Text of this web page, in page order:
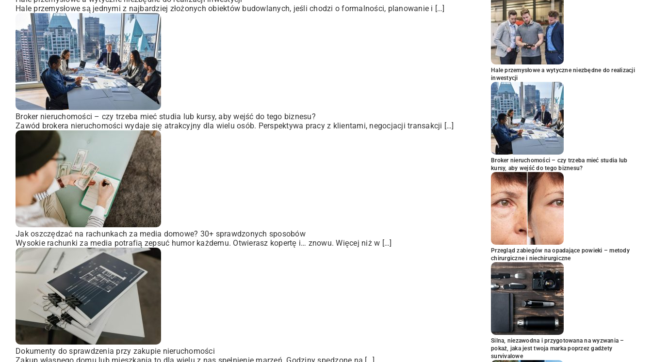
Hale przemysłowe są jednymi z najbardziej złożonych obiektów budowlanych, jeśli chodzi o formalności, planowanie i […]
Broker nieruchomości – czy trzeba mieć studia lub kursy, aby wejść do tego biznesu?
Zawód brokera nieruchomości wydaje się atrakcyjny dla wielu osób. Perspektywa pracy z klientami, negocjacji transakcji […]
Jak oszczędzać na rachunkach za media domowe? 30+ sprawdzonych sposobów
Wysokie rachunki za media potrafią zepsuć humor każdemu. Otwierasz kopertę i… znowu. Więcej niż w […]
Dokumenty do sprawdzenia przy zakupie nieruchomości
Hale przemysłowe a wytyczne niezbędne do realizacji
inwestycji
Broker nieruchomości – czy trzeba mieć studia lub
kursy, aby wejść do tego biznesu?
Przegląd zabiegów na opadające powieki – metody
chirurgiczne i niechirurgiczne
Silna, niezawodna i przygotowana na wyzwania –
pokaż, jaka jest twoja marka poprzez gadżety
survivalowe